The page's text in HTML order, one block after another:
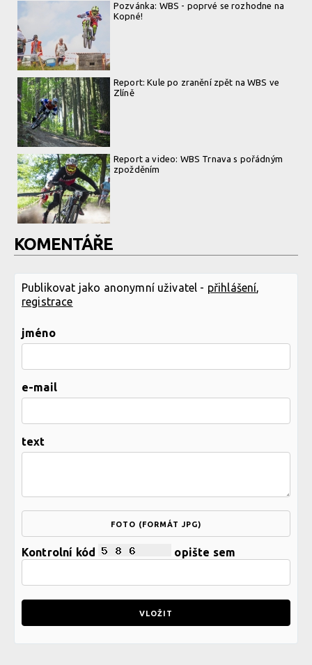
Pozvánka: WBS - poprvé se rozhodne na
Kopné!
Report: Kule po zranění zpět na WBS ve
Zlíně
Report a video: WBS Trnava s pořádným
zpožděním
KOMENTÁŘE
Publikovat jako anonymní uživatel - přihlášení,
registrace
jméno
e-mail
text
FOTO (FORMÁT JPG)
Kontrolní kód opište sem